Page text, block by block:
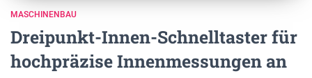
MASCHINENBAU
Dreipunkt-Innen-Schnelltaster für
hochpräzise Innenmessungen an